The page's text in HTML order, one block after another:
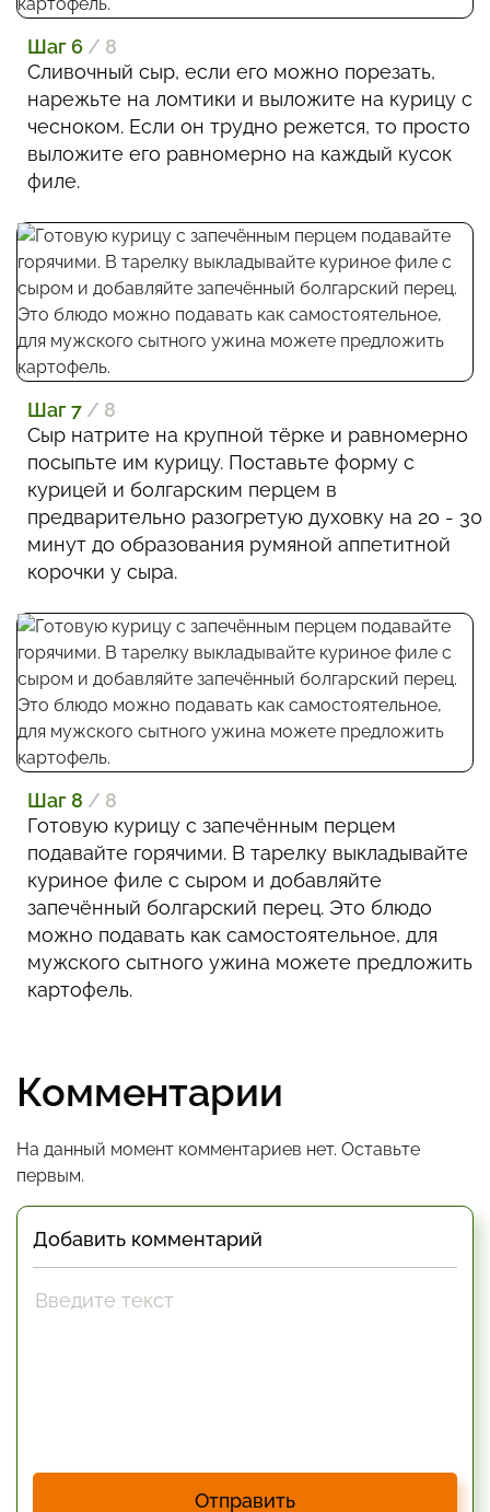
Шаг 6 / 8
Сливочный сыр, если его можно порезать,
нарежьте на ломтики и выложите на курицу с
чесноком. Если он трудно режется, то просто
выложите его равномерно на каждый кусок
филе.
Шаг 7 / 8
Сыр натрите на крупной тёрке и равномерно
посыпьте им курицу. Поставьте форму с
курицей и болгарским перцем в
предварительно разогретую духовку на 20 - 30
минут до образования румяной аппетитной
корочки у сыра.
Шаг 8 / 8
Готовую курицу с запечённым перцем
подавайте горячими. В тарелку выкладывайте
куриное филе с сыром и добавляйте
запечённый болгарский перец. Это блюдо
можно подавать как самостоятельное, для
мужского сытного ужина можете предложить
картофель.
Комментарии
На данный момент комментариев нет. Оставьте
первым.
Добавить комментарий
Отправить